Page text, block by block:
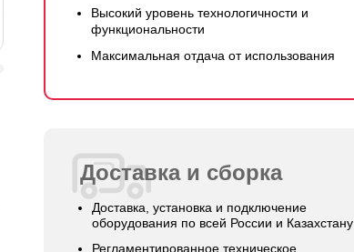
Высокий уровень технологичности и
функциональности
Максимальная отдача от использования
Доставка и сборка
Доставка, установка и подключение
оборудования по всей России и Казахстану
Регламентированное техническое